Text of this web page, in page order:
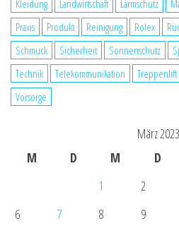
Kleidung
Landwirtschaft Lärmschutz
Praxis
Produkt Reinigung Rolex
Schmuck
Sicherheit Sonnenschutz
Technik
Telekommunikation Treppenlift
Vorsorge
März 2023
M
D M D
1
2
6
7 8 9